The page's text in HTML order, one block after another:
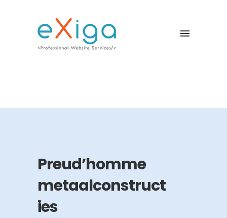
Preud’homme
metaalconstruct
ies